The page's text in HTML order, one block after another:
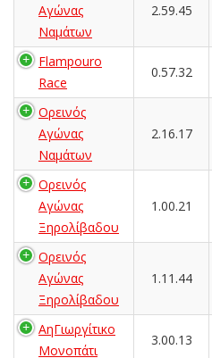
Αγώνας
Ναμάτων
2.59.45
Flampouro
Race
0.57.32
Ορεινός
Αγώνας
Ναμάτων
2.16.17
Ορεινός
Αγώνας
Ξηρολίβαδου
1.00.21
Ορεινός
Αγώνας
Ξηρολίβαδου
1.11.44
ΑηΓιωργίτικο
Μονοπάτι
3.00.13